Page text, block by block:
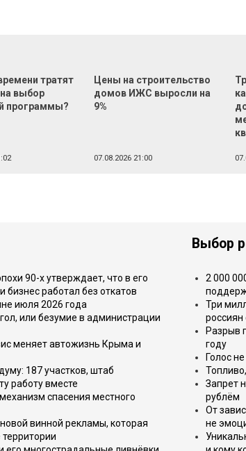
тратят
выбор
программы?
Цены на строительство
домов ИЖС выросли на
9%
07.08.2026 21:00
90-х утверждает, что в его
работал без откатов
июля 2026 года
или безумие в администрации
меняет автожизнь Крыма и
187 участков, штаб
работу вместе
спасения местного
винной рекламы, которая
Выбор
2 000
Три
россиян
Разрыв
году
Голос
Запрет
рублём
От
не